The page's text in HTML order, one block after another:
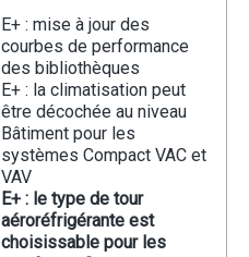
E+ : mise à jour des
courbes de performance
des bibliothèques
E+ : la climatisation peut
être décochée au niveau
Bâtiment pour les
systèmes Compact VAC et
VAV
E+ : le type de tour
aéroréfrigérante est
choisissable pour les